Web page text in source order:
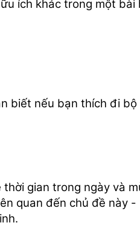
ích khác trong một bài
biết nếu bạn thích đi bộ
gian trong ngày và
quan đến chủ đề này -